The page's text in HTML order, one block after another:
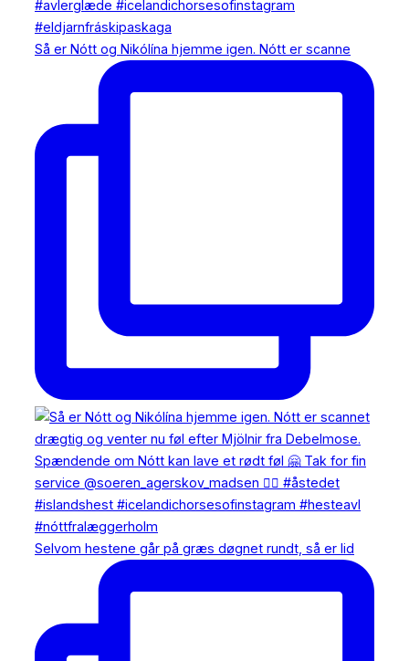
Så er Nótt og Nikólína hjemme igen. Nótt er scanne
Selvom hestene går på græs døgnet rundt, så er lid